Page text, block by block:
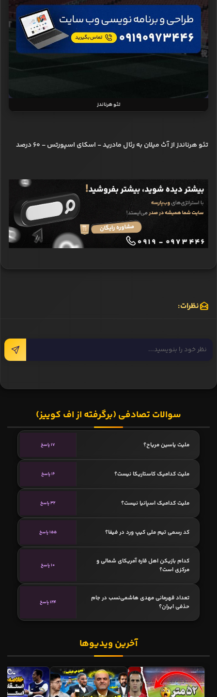
تئو هرناندز
تئو هرناندز از آث میلان به رئال مادرید - اسکای اسپورتس - ۶۰ درصد
نظرات:
سوالات تصادفی (برگرفته از اف کوییز)
ملیت یاسین مریاح؟ 17 پاسخ
ملیت کدامیک کاستاریکا نیست؟ 16 پاسخ
ملیت کدامیک اسپانیا نیست؟ 32 پاسخ
کد رسمی تیم ملی کیپ ورد در فیفا؟ 155 پاسخ
کدام بازیکن اهل قاره آمریکای شمالی و
مرکزی است؟
10 پاسخ
تعداد قهرمانی مهدی هاشمی‌نسب در جام
حذفی ایران؟
124 پاسخ
آخرین ویدیوها